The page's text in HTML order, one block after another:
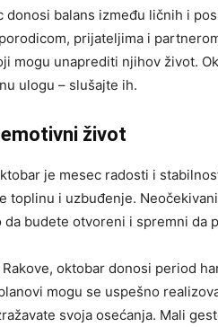
donosi balans između ličnih i
prijateljima i
mogu unaprediti njihov život.
ulogu – slušajte ih.
život
je mesec radosti i
toplinu i uzbuđenje.
da budete otvoreni i spremni da
Rakove, oktobar donosi period
mogu se uspešno
svoja osećanja. Mali